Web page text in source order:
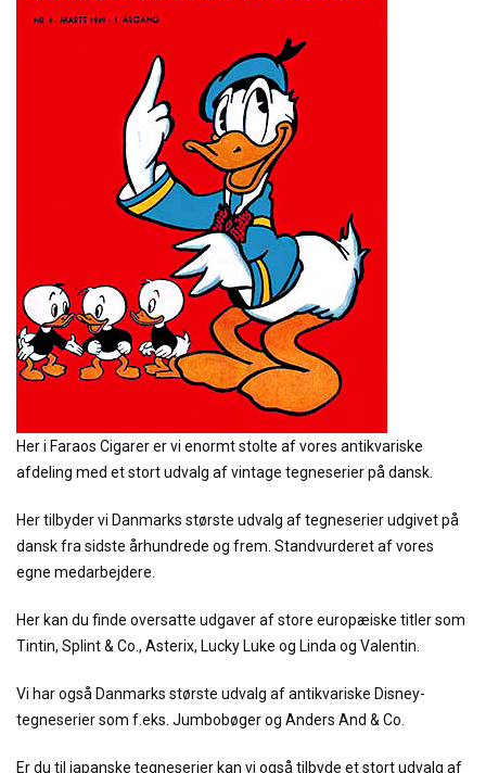
Her i Faraos Cigarer er vi enormt stolte af vores antikvariske
afdeling med et stort udvalg af vintage tegneserier på dansk.
Her tilbyder vi Danmarks største udvalg af tegneserier udgivet på
dansk fra sidste århundrede og frem. Standvurderet af vores
egne medarbejdere.
Her kan du finde oversatte udgaver af store europæiske titler som
Tintin, Splint & Co., Asterix, Lucky Luke og Linda og Valentin.
Vi har også Danmarks største udvalg af antikvariske Disney-
tegneserier som f.eks. Jumbobøger og Anders And & Co.
Er du til japanske tegneserier kan vi også tilbyde et stort udvalg af